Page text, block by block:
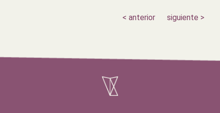
< anterior siguiente >